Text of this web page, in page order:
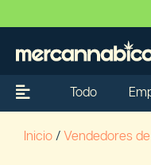
Todo
Inicio / Vendedores